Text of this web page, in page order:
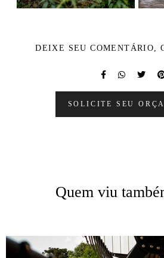
DEIXE SEU COMENTÁRIO,
SOLICITE SEU
Quem viu